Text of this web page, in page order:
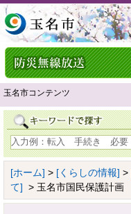
玉名市コンテンツ
[ホーム] > [くらしの情報] >
て] > 玉名市国民保護計画